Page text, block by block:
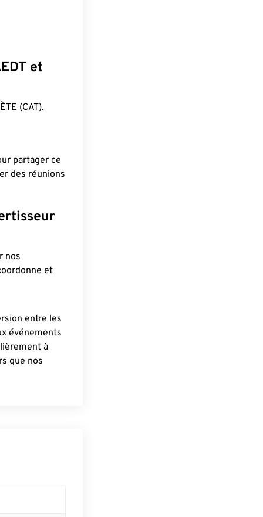
et
(CAT).
partager ce
des réunions
nos
et
entre les
événements
à
que nos